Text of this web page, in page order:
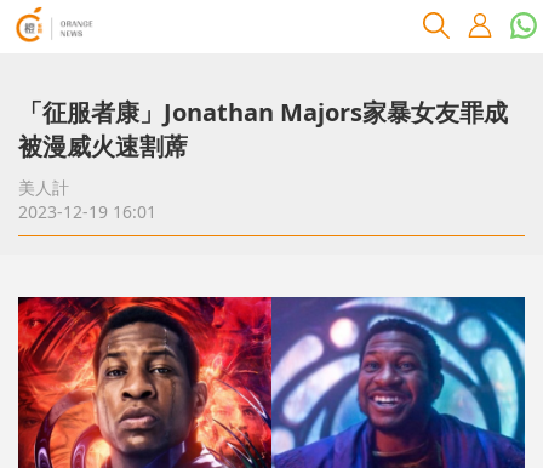
「征服者康」Jonathan Majors家暴女友罪成
被漫威火速割蓆
美人計
2023-12-19 16:01